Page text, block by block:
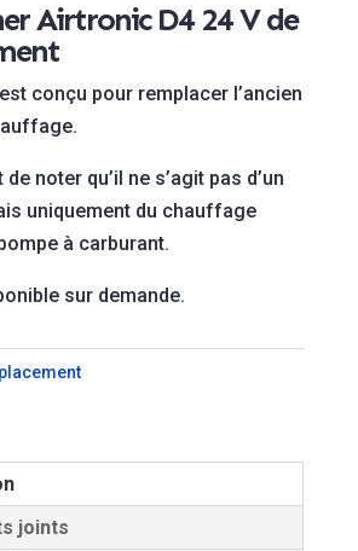
Airtronic D4 24 V de
conçu pour remplacer l’ancien
de noter qu’il ne s’agit pas d’un
uniquement du chauffage
à carburant.
sur demande.
joints